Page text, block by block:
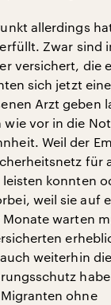
allerdings
Zwar sind
versichert, die
sich jetzt
Arzt geben
wie vor in die
Weil der
für
leisten konnten
weil sie auf
warten
weiterhin
ohne